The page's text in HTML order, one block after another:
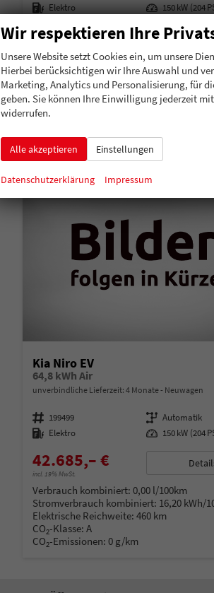
Kraftstoff Elektro Leistung 150 kW (204
38.015,– €
Verbrauch kombiniert:0,00 l/100km
Stromverbrauch kombiniert:16,20 kWh/
Elektrische Reichweite:460 km
CO2-Klasse:A
CO2-Emissionen:
Kia Niro EV
64,8 kWh Air
unverbindliche Lieferzeit: 4 Monate Neuwagen
Fahrzeugnummer 199499 Getriebe Automatik
Kraftstoff Elektro Leistung 150 kW (204
42.685,– €
incl. 19% MwSt.
Verbrauch kombiniert: 0,00 l/100km
Stromverbrauch kombiniert: 16,20 kWh/
Elektrische Reichweite: 460 km
CO2-Klasse: A
CO2-Emissionen: 0 g/km
Wir respektieren Ihre
Unsere Website setzt Cookies ein, um unsere
Hierbei berücksichtigen wir Ihre Auswahl und
Marketing, Analytics und Personalisierung, für
geben. Sie können Ihre Einwilligung jederzeit
widerrufen.
Alle akzeptieren Einstellungen
Datenschutzerklärung Impressum